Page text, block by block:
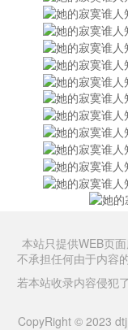
本站只提供WEB页
不承担任何由于内容
若本站收录内容侵犯
CopyRight © 2023